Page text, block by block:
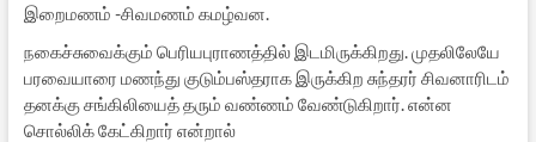
இறைமணம் -சிவமணம் கமழ்வன.
நகைச்சுவைக்கும் பெரியபுராணத்தில் இடமிருக்கிறது. முதலிலேயே
பரவையாரை மணந்து குடும்பஸ்தராக இருக்கிற சுந்தரர் சிவனாரிடம்
தனக்கு சங்கிலியைத் தரும் வண்ணம் வேண்டுகிறார். என்ன
சொல்லிக் கேட்கிறார் என்றால்